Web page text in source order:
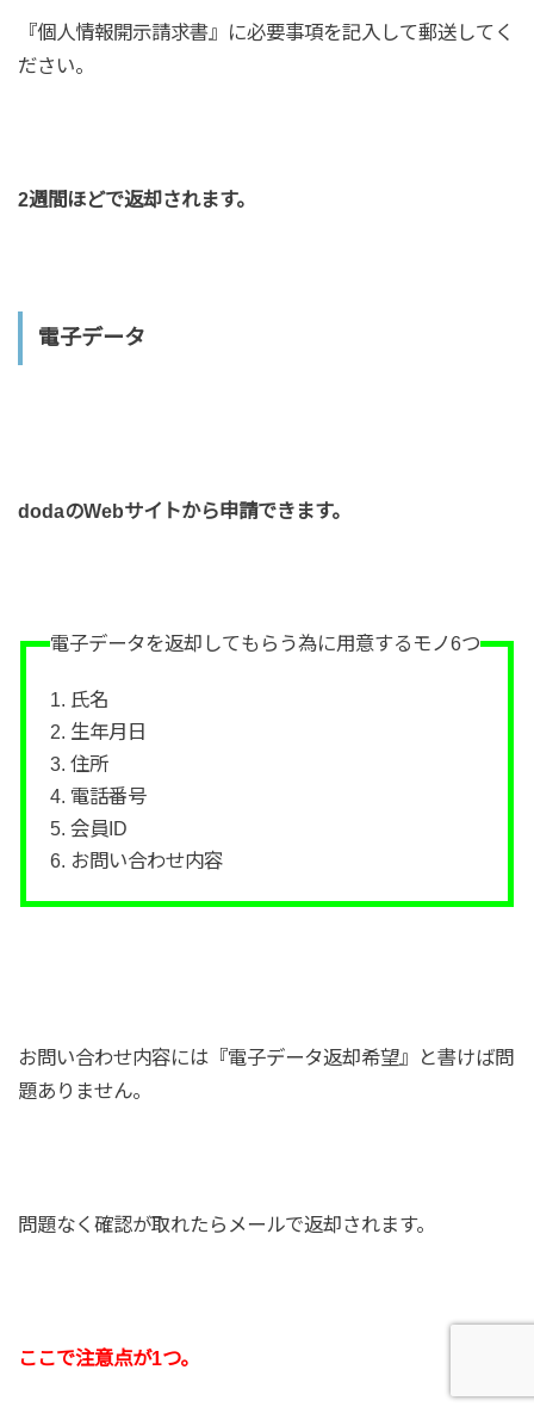
『個人情報開示請求書』に必要事項を記入して郵送してく
ださい。
2週間ほどで返却されます。
電子データ
dodaのWebサイトから申請できます。
電子データを返却してもらう為に用意するモノ6つ
1. 氏名
2. 生年月日
3. 住所
4. 電話番号
5. 会員ID
6. お問い合わせ内容
お問い合わせ内容には『電子データ返却希望』と書けば問
題ありません。
問題なく確認が取れたらメールで返却されます。
ここで注意点が1つ。